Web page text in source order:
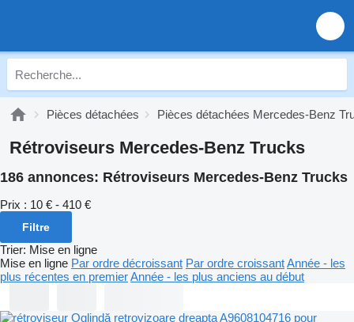
Pièces détachées Pièces détachées Mercedes-Benz
Rétroviseurs Mercedes-Benz Trucks
186 annonces: Rétroviseurs Mercedes-Benz Trucks
Prix : 10 € - 410 €
Filtre
Trier: Mise en ligne
Mise en ligne Par ordre décroissant Par ordre croissantAnnée - les
plus récentes en premierAnnée - les plus anciens au début